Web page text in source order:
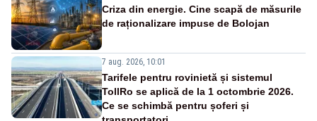
Criza din energie. Cine scapă de măsurile
de raționalizare impuse de Bolojan
7 aug. 2026, 10:01
Tarifele pentru rovinietă și sistemul
TollRo se aplică de la 1 octombrie 2026.
Ce se schimbă pentru șoferi și